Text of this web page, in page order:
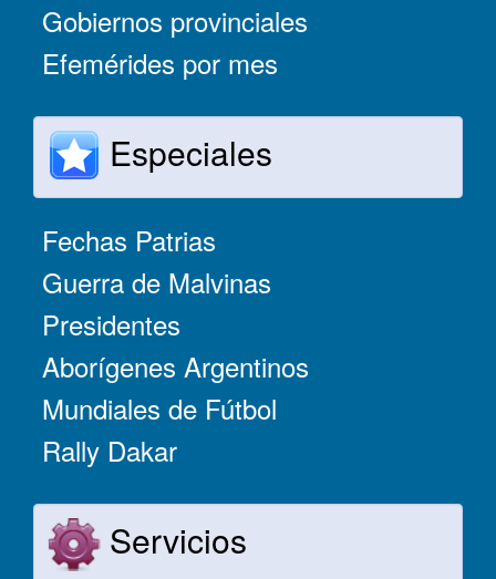
Gobiernos provinciales
Efemérides por mes
Especiales
Fechas Patrias
Guerra de Malvinas
Presidentes
Aborígenes Argentinos
Mundiales de Fútbol
Rally Dakar
Servicios